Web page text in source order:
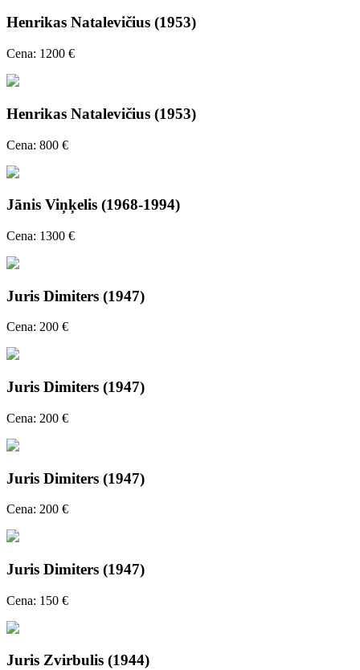
Henrikas Natalevičius (1953)
Cena: 1200 €
Henrikas Natalevičius (1953)
Cena: 800 €
Jānis Viņķelis (1968-1994)
Cena: 1300 €
Juris Dimiters (1947)
Cena: 200 €
Juris Dimiters (1947)
Cena: 200 €
Juris Dimiters (1947)
Cena: 200 €
Juris Dimiters (1947)
Cena: 150 €
Juris Zvirbulis (1944)